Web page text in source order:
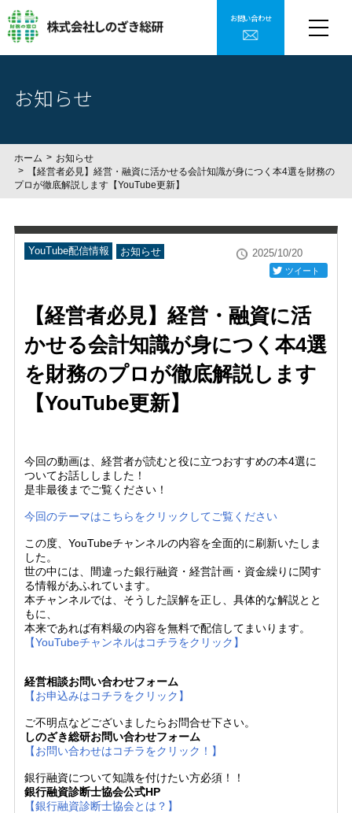
お問い合わせ
お知らせ
ホーム
お知らせ
【経営者必見】経営・融資に活かせる会計知識が身につく本4選を財務の
プロが徹底解説します【YouTube更新】
YouTube配信情報 お知らせ 2025/10/20
ツイート
【経営者必見】経営・融資に活
かせる会計知識が身につく本4選
を財務のプロが徹底解説します
【YouTube更新】
今回の動画は、経営者が読むと役に立つおすすめの本4選に
ついてお話ししました！
是非最後までご覧ください！
今回のテーマはこちらをクリックしてご覧ください
この度、YouTubeチャンネルの内容を全面的に刷新いたしま
した。
世の中には、間違った銀行融資・経営計画・資金繰りに関す
る情報があふれています。
本チャンネルでは、そうした誤解を正し、具体的な解説とと
もに、
本来であれば有料級の内容を無料で配信してまいります。
【YouTubeチャンネルはコチラをクリック】
経営相談お問い合わせフォーム
【お申込みはコチラをクリック】
ご不明点などございましたらお問合せ下さい。
しのざき総研お問い合わせフォーム
【お問い合わせはコチラをクリック！】
銀行融資について知識を付けたい方必須！！
銀行融資診断士協会公式HP
【銀行融資診断士協会とは？】